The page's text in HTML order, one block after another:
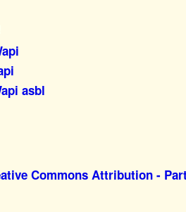
asbl
Commons Attribution -